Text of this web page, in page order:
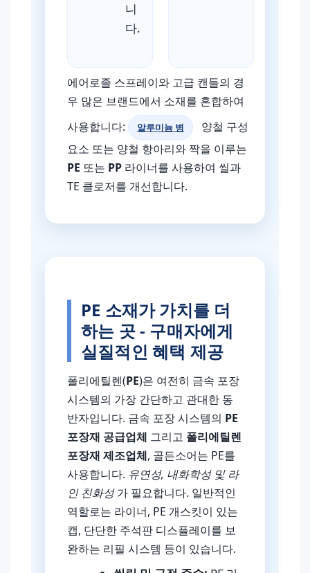
니
다.
에어로졸 스프레이와 고급 캔들의 경
우 많은 브랜드에서 소재를 혼합하여
사용합니다:
알루미늄 병
양철 구성
요소 또는 양철 항아리와 짝을 이루는
PE 또는 PP 라이너를 사용하여 씰과
TE 클로저를 개선합니다.
PE 소재가 가치를 더
하는 곳 - 구매자에게
실질적인 혜택 제공
폴리에틸렌(PE)은 여전히 금속 포장
시스템의 가장 간단하고 관대한 동
반자입니다. 금속 포장 시스템의 PE
포장재 공급업체 그리고 폴리에틸렌
포장재 제조업체, 골든소어는 PE를
사용합니다. 유연성, 내화학성 및 라
인 친화성가 필요합니다. 일반적인
역할로는 라이너, PE 개스킷이 있는
캡, 단단한 주석판 디스플레이를 보
완하는 리필 시스템 등이 있습니다.